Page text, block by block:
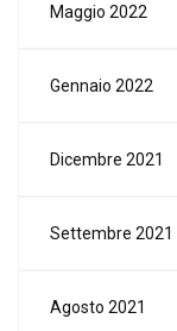
Maggio 2022
Gennaio 2022
Dicembre 2021
Settembre 2021
Agosto 2021